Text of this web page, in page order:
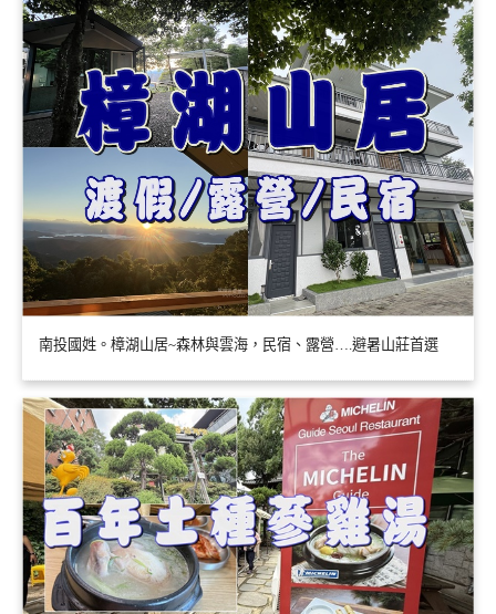
南投國姓。樟湖山居~森林與雲海，民宿、露營….避暑山莊首選